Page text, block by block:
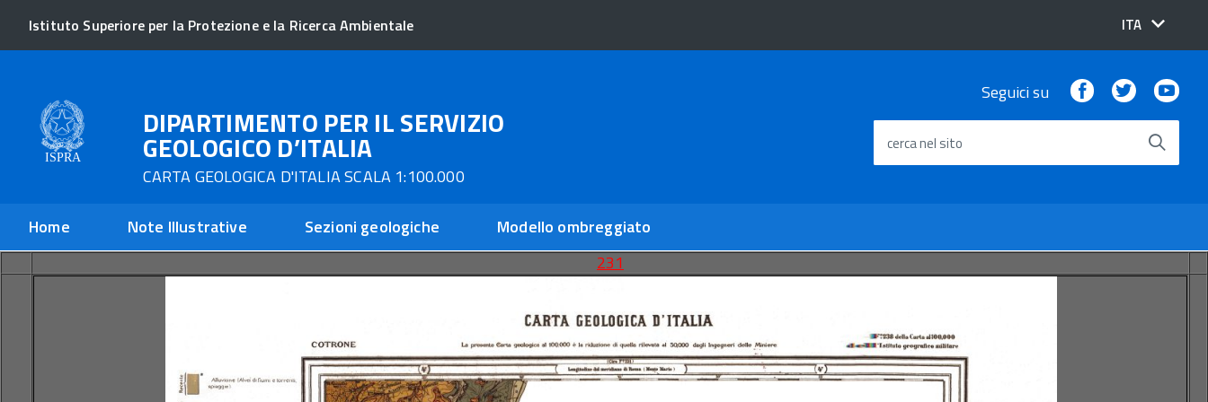
Istituto Superiore per la Protezione e la Ricerca Ambientale lingua
ITA
DIPARTIMENTO PER IL SERVIZIO
GEOLOGICO D’ITALIA
CARTA GEOLOGICA D'ITALIA SCALA 1:100.000
Seguici su FacebookTwitter
cerca nel sito
Home Note Illustrative Sezioni geologiche
Modello ombreggiato
231